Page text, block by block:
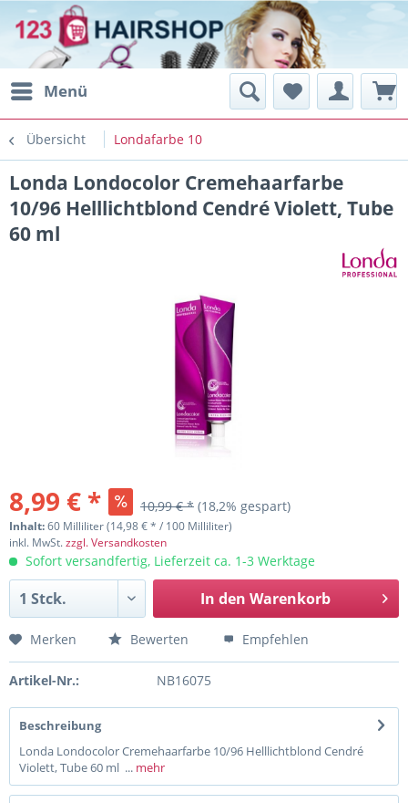
Menü
Übersicht Londafarbe 10
Londa Londocolor Cremehaarfarbe
10/96 Helllichtblond Cendré Violett, Tube
60 ml
8,99 € * 10,99 € * (18,2% gespart)
Inhalt:60 Milliliter (14,98 € * / 100 Milliliter)
inkl. MwSt.zzgl. Versandkosten
Sofort versandfertig, Lieferzeit ca. 1-3 Werktage
In den Warenkorb
Merken Bewerten Empfehlen
Artikel-Nr.: NB16075
Beschreibung
Londa Londocolor Cremehaarfarbe 10/96 Helllichtblond Cendré
Violett, Tube 60 ml ... mehr